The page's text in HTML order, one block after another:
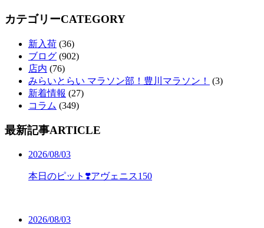
カテゴリーCATEGORY
新入荷 (36)
ブログ (902)
店内 (76)
みらいとらい マラソン部！豊川マラソン！
(3)
新着情報 (27)
コラム (349)
最新記事ARTICLE
2026/08/03
本日のピット❣️アヴェニス150
2026/08/03